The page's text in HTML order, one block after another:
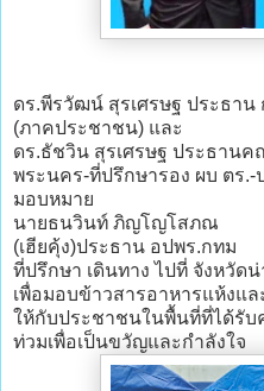
ดร.พีรวัฒน์ สุรเศรษฐ ประธาน
(ภาคประชาชน) และ
ดร.ธัชวิน สุรเศรษฐ ประธาน
พระนคร-ที่ปรึกษารอง ผบ ตร
มอบหมาย
นายธนวินท์ ภิญโญโสภณ
(เฮียคุ้ง)ประธาน อปพร.กทม
ที่ปรึกษา เดินทาง ไปที่ จังหวัด
เพื่อมอบข้าวสารอาหารแห้งแ
ให้กับประชาชนในพื้นที่ที่ได้รับ
ท่วมเพื่อเป็นขวัญและกำลังใจ